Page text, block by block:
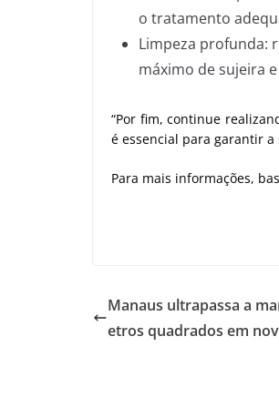
o tratamento
Limpeza profunda:
máximo de sujeira
“Por fim, continue
é essencial para garantir a
Para mais informações,
Manaus ultrapassa a
etros quadrados em